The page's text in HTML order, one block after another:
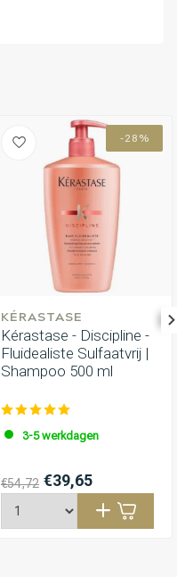
-28%
KÉRASTASE
Kérastase - Discipline -
Fluidealiste Sulfaatvrij |
Shampoo 500 ml
3-5 werkdagen
€54,72 €39,65